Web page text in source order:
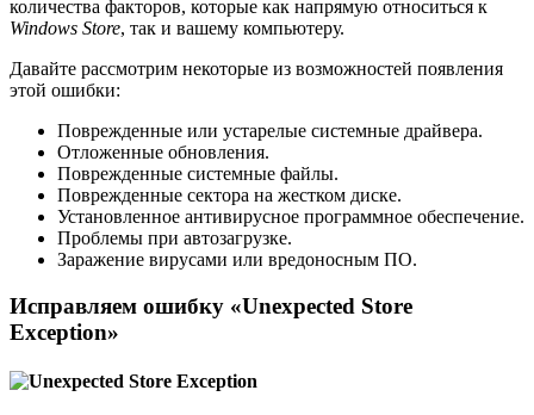
количества факторов, которые как напрямую относиться к
Windows Store, так и вашему компьютеру.
Давайте рассмотрим некоторые из возможностей появления
этой ошибки:
Поврежденные или устарелые системные драйвера.
Отложенные обновления.
Поврежденные системные файлы.
Поврежденные сектора на жестком диске.
Установленное антивирусное программное обеспечение.
Проблемы при автозагрузке.
Заражение вирусами или вредоносным ПО.
Исправляем ошибку «Unexpected Store
Exception»